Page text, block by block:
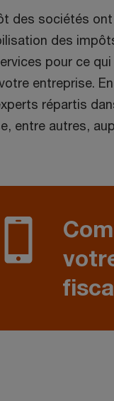
des sociétés
des
pour ce
entreprise.
répartis
entre autres,